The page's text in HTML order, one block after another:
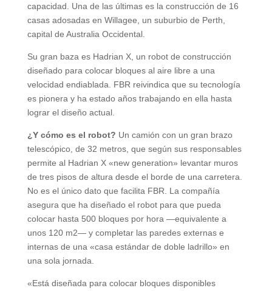
capacidad. Una de las últimas es la construcción de 16
casas adosadas en Willagee, un suburbio de Perth,
capital de Australia Occidental.
Su gran baza es Hadrian X, un robot de construcción
diseñado para colocar bloques al aire libre a una
velocidad endiablada. FBR reivindica que su tecnología
es pionera y ha estado años trabajando en ella hasta
lograr el diseño actual.
¿Y cómo es el robot? Un camión con un gran brazo
telescópico, de 32 metros, que según sus responsables
permite al Hadrian X «new generation» levantar muros
de tres pisos de altura desde el borde de una carretera.
No es el único dato que facilita FBR. La compañía
asegura que ha diseñado el robot para que pueda
colocar hasta 500 bloques por hora —equivalente a
unos 120 m2— y completar las paredes externas e
internas de una «casa estándar de doble ladrillo» en
una sola jornada.
«Está diseñada para colocar bloques disponibles